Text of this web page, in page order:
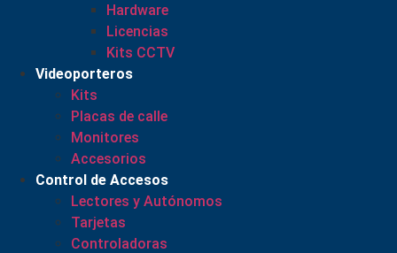
Hardware
Licencias
Kits CCTV
Videoporteros
Kits
Placas de calle
Monitores
Accesorios
Control de Accesos
Lectores y Autónomos
Tarjetas
Controladoras